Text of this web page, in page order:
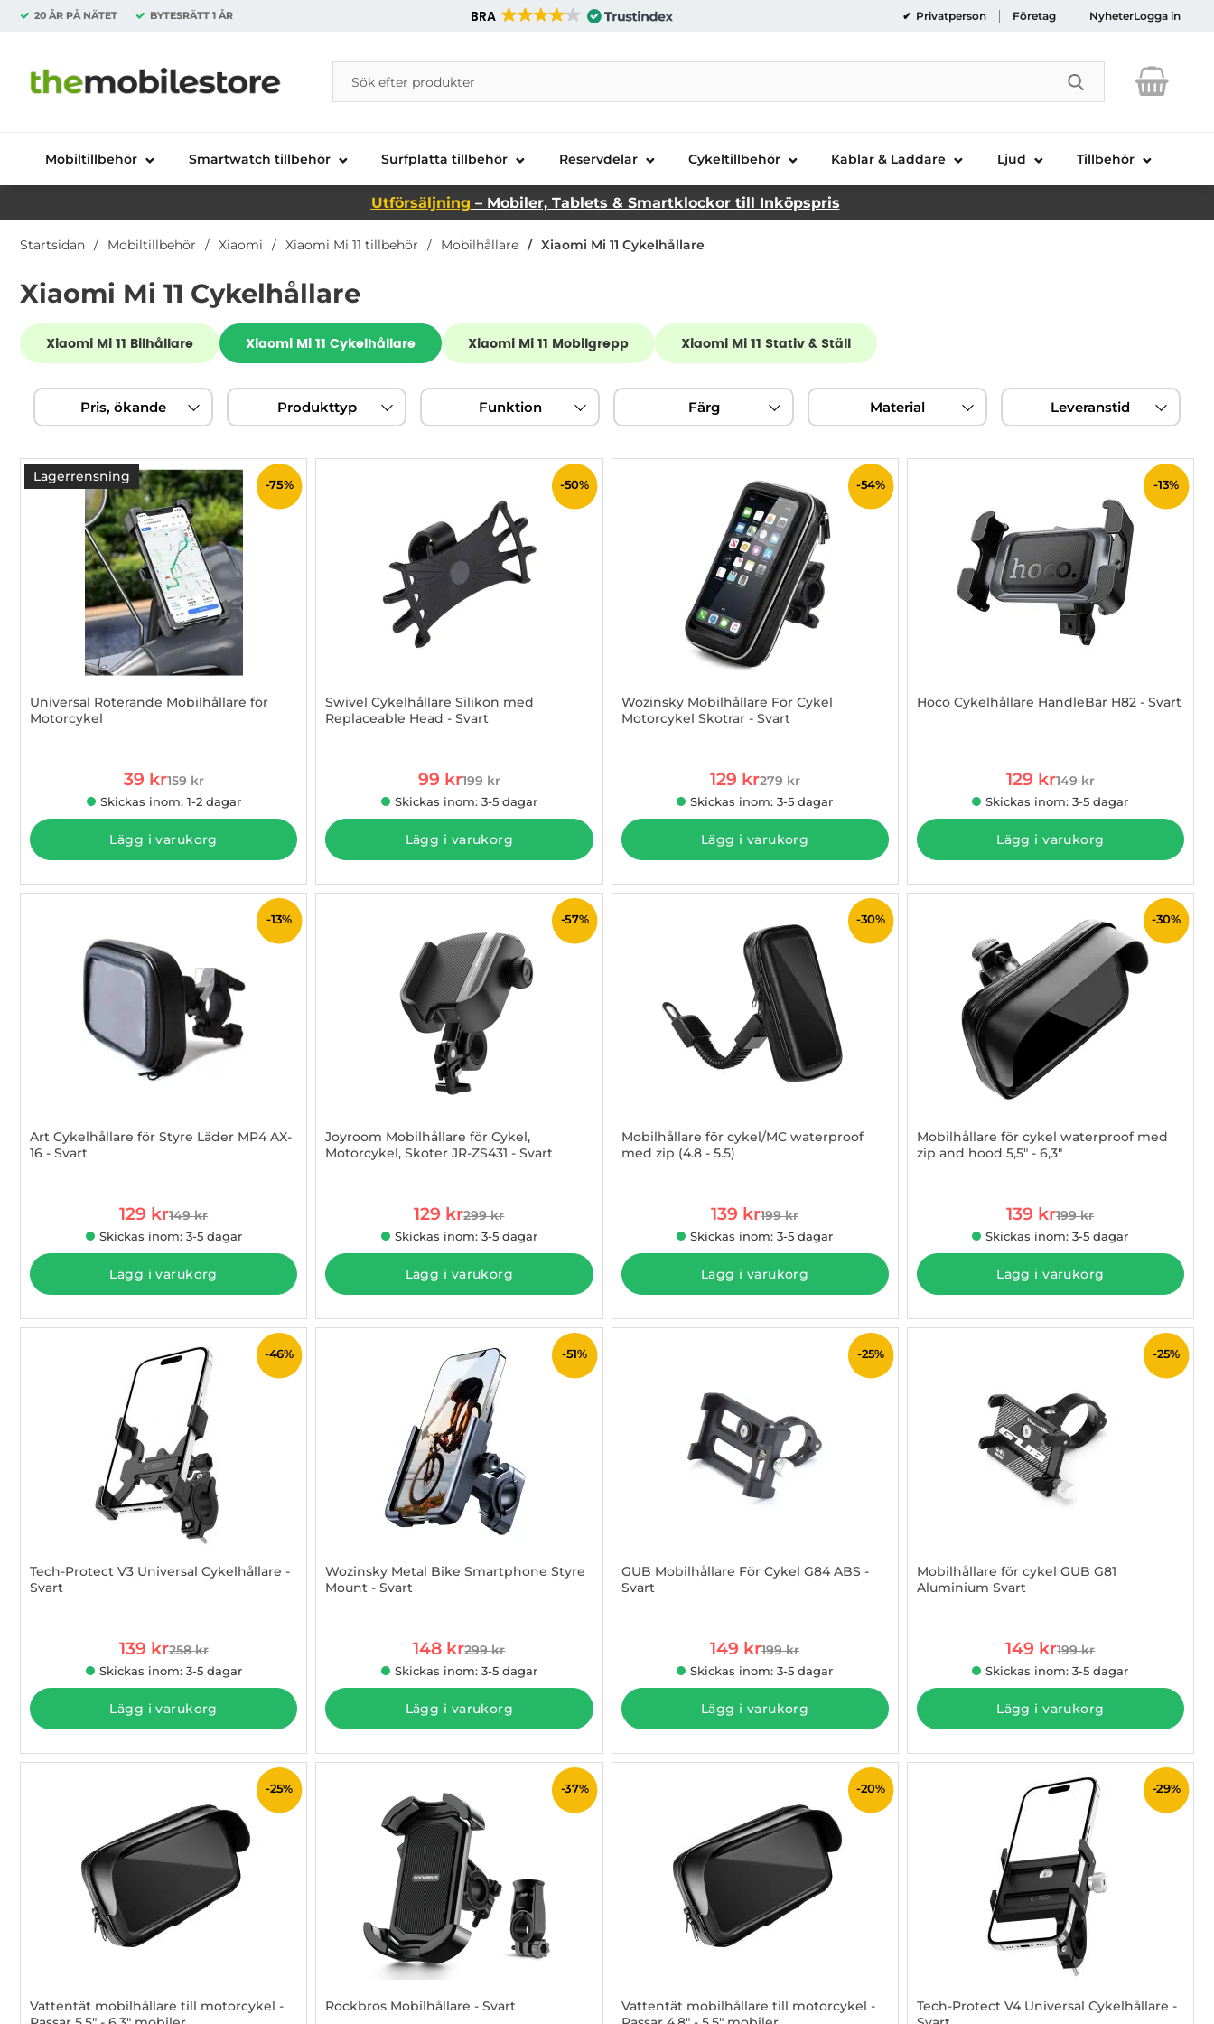
20 ÅR PÅ NÄTET BYTESRÄTT 1 ÅR BRA Privatperson Företag NyheterLogga in
Startsidan för Danira Telecom AB
Sök
Sök på Danira Telecom AB
Genomför
Mobiltillbehör Smartwatch tillbehör Surfplatta tillbehör Reservdelar Cykeltillbehör Kablar & Laddare Ljud Tillbehör
Utförsäljning – Mobiler, Tablets & Smartklockor till Inköpspris
Startsidan Mobiltillbehör Xiaomi Xiaomi Mi 11 tillbehör Mobilhållare Xiaomi Mi 11 Cykelhållare
Xiaomi Mi 11 Cykelhållare
Underkategorier
Xiaomi Mi 11 Bilhållare Xiaomi Mi 11 Cykelhållare Xiaomi Mi 11 Mobilgrepp Xiaomi Mi 11 Stativ & Ställ
över
filtersektionen
Filtrera & sortera
Pris, ökande Produkttyp Funktion Färg Material Leveranstid
produktlista
Lagerrensning
-75%
Universal Roterande Mobilhållare för
Motorcykel
rea pris
39 krtidigare pris
159 kr
Skickas inom: 1-2 dagar
Lägg i varukorg
-50%
Swivel Cykelhållare Silikon med
Replaceable Head - Svart
rea pris
99 krtidigare pris
199 kr
Skickas inom: 3-5 dagar
Lägg i varukorg
-54%
Wozinsky Mobilhållare För Cykel
Motorcykel Skotrar - Svart
rea pris
129 krtidigare pris
279 kr
Skickas inom: 3-5 dagar
Lägg i varukorg
-13%
Hoco Cykelhållare HandleBar H82 - Svart
rea pris
129 krtidigare pris
149 kr
Skickas inom: 3-5 dagar
Lägg i varukorg
-13%
Art Cykelhållare för Styre Läder MP4 AX-
16 - Svart
rea pris
129 krtidigare pris
149 kr
Skickas inom: 3-5 dagar
Lägg i varukorg
-57%
Joyroom Mobilhållare för Cykel,
Motorcykel, Skoter JR-ZS431 - Svart
rea pris
129 krtidigare pris
299 kr
Skickas inom: 3-5 dagar
Lägg i varukorg
-30%
Mobilhållare för cykel/MC waterproof
med zip (4.8 - 5.5)
rea pris
139 krtidigare pris
199 kr
Skickas inom: 3-5 dagar
Lägg i varukorg
-30%
Mobilhållare för cykel waterproof med
zip and hood 5,5" - 6,3"
rea pris
139 krtidigare pris
199 kr
Skickas inom: 3-5 dagar
Lägg i varukorg
-46%
Tech-Protect V3 Universal Cykelhållare -
Svart
rea pris
139 krtidigare pris
258 kr
Skickas inom: 3-5 dagar
Lägg i varukorg
-51%
Wozinsky Metal Bike Smartphone Styre
Mount - Svart
rea pris
148 krtidigare pris
299 kr
Skickas inom: 3-5 dagar
Lägg i varukorg
-25%
GUB Mobilhållare För Cykel G84 ABS -
Svart
rea pris
149 krtidigare pris
199 kr
Skickas inom: 3-5 dagar
Lägg i varukorg
-25%
Mobilhållare för cykel GUB G81
Aluminium Svart
rea pris
149 krtidigare pris
199 kr
Skickas inom: 3-5 dagar
Lägg i varukorg
-25%
Vattentät mobilhållare till motorcykel -
-37%
Rockbros Mobilhållare - Svart
-20%
Vattentät mobilhållare till motorcykel -
-29%
Tech-Protect V4 Universal Cykelhållare -